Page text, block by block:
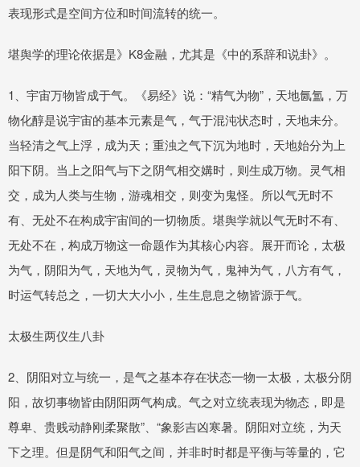
表现形式是空间方位和时间流转的统一。
堪舆学的理论依据是》K8金融，尤其是《中的系辞和说卦》。
1、宇宙万物皆成于气。《易经》说：“精气为物”，天地氤氲，万
物化醇是说宇宙的基本元素是气，气于混沌状态时，天地未分。
当轻清之气上浮，成为天；重浊之气下沉为地时，天地始分为上
阳下阴。当上之阳气与下之阴气相交媾时，则生成万物。灵气相
交，成为人类与生物，游魂相交，则变为鬼怪。所以气无时不
有、无处不在构成宇宙间的一切物质。堪舆学就以气无时不有、
无处不在，构成万物这一命题作为其核心内容。展开而论，太极
为气，阴阳为气，天地为气，灵物为气，鬼神为气，八方有气，
时运气转总之，一切大大小小，生生息息之物皆源于气。
太极生两仪生八卦
2、阴阳对立与统一，是气之基本存在状态一物一太极，太极分阴
阳，故切事物皆由阴阳两气构成。气之对立统表现为物态，即是
尊卑、贵贱动静刚柔聚散”、“象影吉凶寒暑。阴阳对立统，为天
下之理。但是阴气和阳气之间，并非时时都是平衡与等量的，它